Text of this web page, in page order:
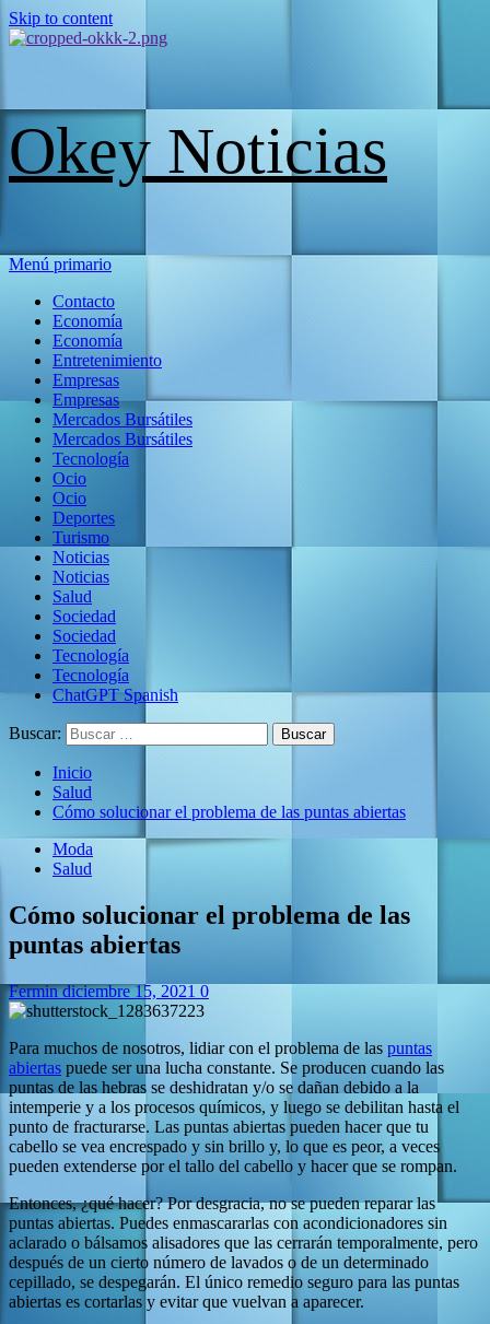
Skip to content
Okey Noticias
Menú primario
Contacto
Economía
Economía
Entretenimiento
Empresas
Empresas
Mercados Bursátiles
Mercados Bursátiles
Tecnología
Ocio
Ocio
Deportes
Turismo
Noticias
Noticias
Salud
Sociedad
Sociedad
Tecnología
Tecnología
ChatGPT Spanish
Buscar:
Inicio
Salud
Cómo solucionar el problema de las puntas abiertas
Moda
Salud
Cómo solucionar el problema de las
puntas abiertas
Fermindiciembre 15, 2021 0
Para muchos de nosotros, lidiar con el problema de las puntas
abiertas puede ser una lucha constante. Se producen cuando las
puntas de las hebras se deshidratan y/o se dañan debido a la
intemperie y a los procesos químicos, y luego se debilitan hasta el
punto de fracturarse. Las puntas abiertas pueden hacer que tu
cabello se vea encrespado y sin brillo y, lo que es peor, a veces
pueden extenderse por el tallo del cabello y hacer que se rompan.
Entonces, ¿qué hacer? Por desgracia, no se pueden reparar las
puntas abiertas. Puedes enmascararlas con acondicionadores sin
aclarado o bálsamos alisadores que las cerrarán temporalmente, pero
después de un cierto número de lavados o de un determinado
cepillado, se despegarán. El único remedio seguro para las puntas
abiertas es cortarlas y evitar que vuelvan a aparecer.